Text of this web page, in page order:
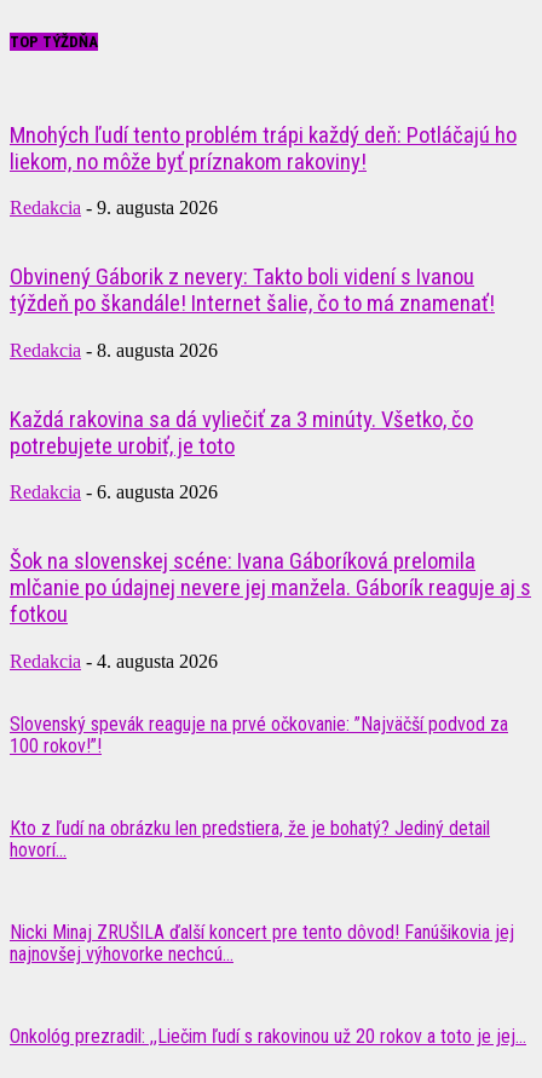
TOP TÝŽDŇA
Mnohých ľudí tento problém trápi každý deň: Potláčajú ho
liekom, no môže byť príznakom rakoviny!
Redakcia - 9. augusta 2026
Obvinený Gáborik z nevery: Takto boli videní s Ivanou
týždeň po škandále! Internet šalie, čo to má znamenať!
Redakcia - 8. augusta 2026
Každá rakovina sa dá vyliečiť za 3 minúty. Všetko, čo
potrebujete urobiť, je toto
Redakcia - 6. augusta 2026
Šok na slovenskej scéne: Ivana Gáboríková prelomila
mlčanie po údajnej nevere jej manžela. Gáborík reaguje aj s
fotkou
Redakcia - 4. augusta 2026
Slovenský spevák reaguje na prvé očkovanie: ”Najväčší podvod za
100 rokov!”!
Kto z ľudí na obrázku len predstiera, že je bohatý? Jediný detail
hovorí...
Nicki Minaj ZRUŠILA ďalší koncert pre tento dôvod! Fanúšikovia jej
najnovšej výhovorke nechcú...
Onkológ prezradil: ,,Liečim ľudí s rakovinou už 20 rokov a toto je jej...